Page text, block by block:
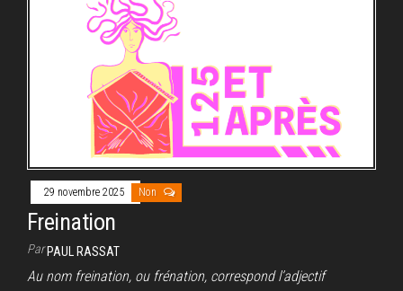
29 novembre 2025 Non
Freination
ParPAUL RASSAT
Au nom freination, ou frénation, correspond l’adjectif